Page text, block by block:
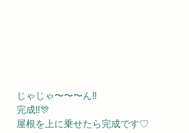
じゃじゃ〜〜〜ん‼️
完成‼️🎊
屋根を上に乗せたら完成です♡